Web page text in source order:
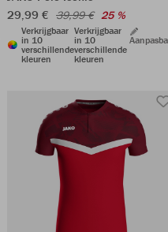
29,99 € 39,99 € 25 %
Verkrijgbaar
in 10
verschillende
kleuren
Verkrijgbaar
in 10
verschillende
kleuren